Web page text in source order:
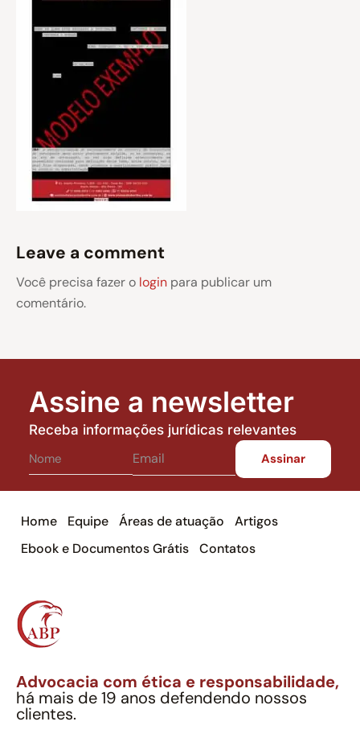
Leave a comment
Você precisa fazer o login para publicar um
comentário.
Assine a newsletter
Receba informações jurídicas relevantes
Home Equipe Áreas de atuação
Artigos
Ebook e Documentos Grátis
Contatos
Advocacia com ética e responsabilidade,
há mais de 19 anos defendendo nossos
clientes.